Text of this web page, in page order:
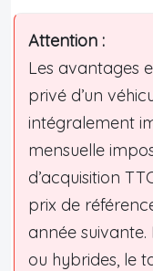
Attention :
Les avantages
privé d’un
intégralement
mensuelle
d’acquisition
prix de
année suivante.
ou hybrides, le